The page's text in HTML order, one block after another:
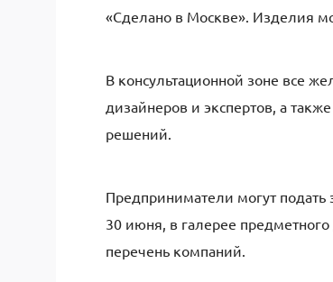
«Сделано в Москве». Изделия
В консультационной зоне все
дизайнеров и экспертов, а
решений.
Предприниматели могут
30 июня, в галерее
перечень компаний.